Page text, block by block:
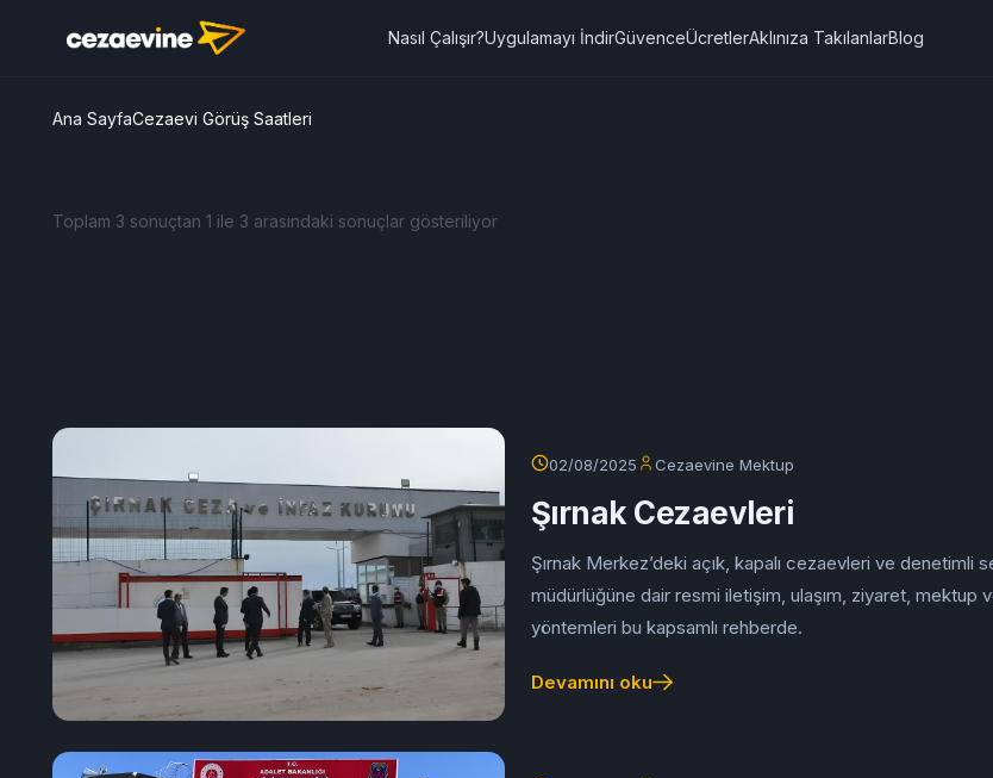
Nasıl Çalışır?Uygulamayı İndirGüvenceÜcretlerAklınıza TakılanlarBlog
Ana SayfaCezaevi Görüş Saatleri
Toplam 3 sonuçtan 1 ile 3 arasındaki sonuçlar gösteriliyor
02/08/2025 Cezaevine Mektup
Şırnak Cezaevleri
Şırnak Merkez’deki açık, kapalı cezaevleri ve denetimli
müdürlüğüne dair resmi iletişim, ulaşım, ziyaret, mektup
yöntemleri bu kapsamlı rehberde.
Devamını oku